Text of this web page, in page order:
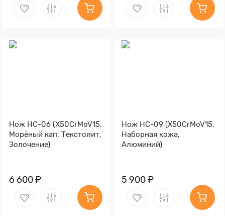
Нож НС-06 (X50CrMoV15,
Морёный кап, Текстолит,
Золочение)
6 600 ₽
Нож НС-09 (X50CrMoV15,
Наборная кожа,
Алюминий)
5 900 ₽